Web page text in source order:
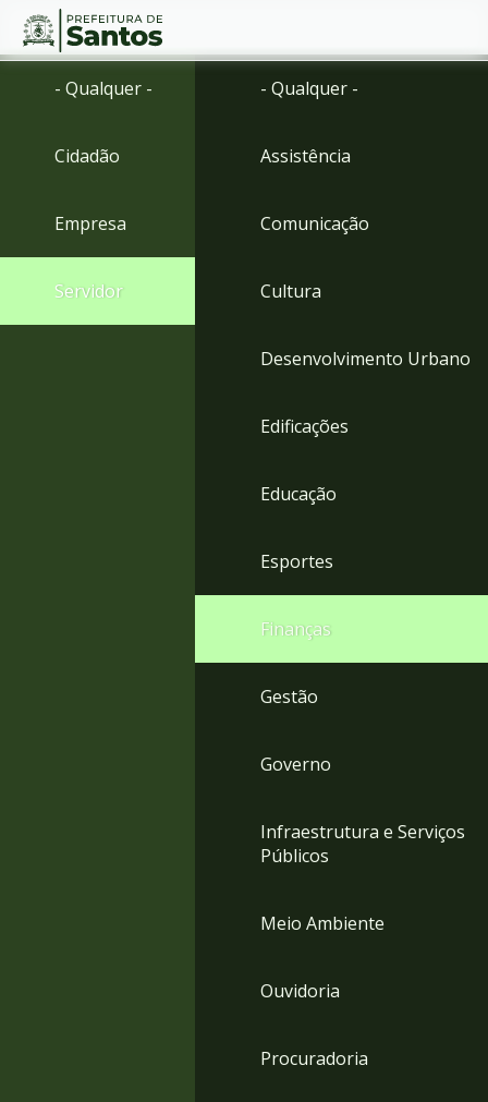
Ir
menu
para
Conteúdo
- Qualquer -
Cidadão
Empresa
Servidor
- Qualquer -
Assistência
Comunicação
Cultura
Desenvolvimento Urbano
Edificações
Educação
Esportes
Finanças
Gestão
Governo
Infraestrutura e Serviços
Públicos
Meio Ambiente
Ouvidoria
Procuradoria